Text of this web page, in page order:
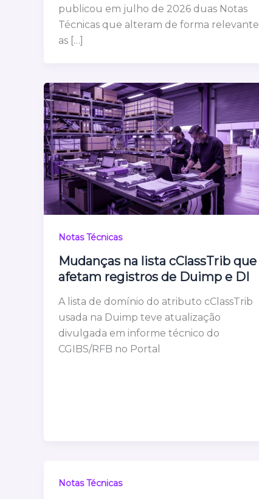
publicou em julho de 2026 duas Notas
Técnicas que alteram de forma relevante
as […]
Notas Técnicas
Mudanças na lista cClassTrib que
afetam registros de Duimp e DI
A lista de domínio do atributo cClassTrib
usada na Duimp teve atualização
divulgada em informe técnico do
CGIBS/RFB no Portal
Notas Técnicas